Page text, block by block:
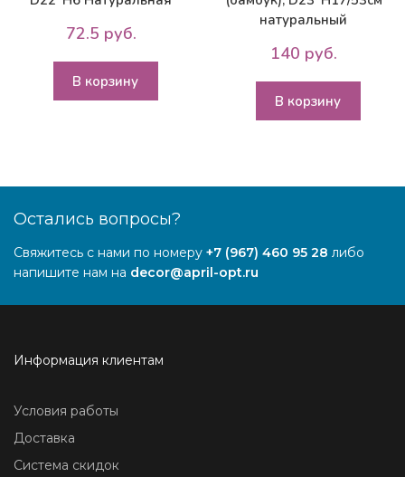
72.5 руб.
В корзину
натуральный
140 руб.
В корзину
Остались вопросы?
Свяжитесь с нами по номеру +7 (967) 460 95 28 либо
напишите нам на decor@april-opt.ru
Информация клиентам
Условия работы
Доставка
Система скидок